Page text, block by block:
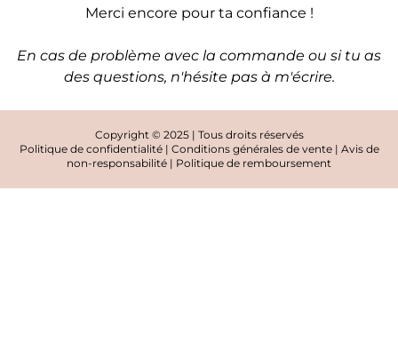
Merci encore pour ta confiance !
En cas de problème avec la commande ou si tu as
des questions, n'hésite pas à m'écrire.
Copyright © 2025 | Tous droits réservés
Politique de confidentialité | Conditions générales de vente| Avis de
non-responsabilité | Politique de remboursement